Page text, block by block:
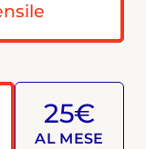
25€
AL MESE